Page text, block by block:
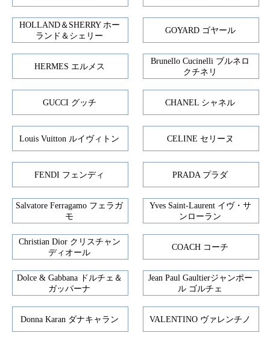
HOLLAND＆SHERRY ホー
ランド＆シェリー
GOYARD ゴヤール
HERMES エルメス
Brunello Cucinelli ブルネロ
クチネリ
GUCCI グッチ CHANEL シャネル
Louis Vuitton ルイヴィトン CELINE セリーヌ
FENDI フェンディ PRADA プラダ
Salvatore Ferragamo フェラガ
モ
Yves Saint-Laurent イヴ・サ
ンローラン
Christian Dior クリスチャン
ディオール
COACH コーチ
Dolce & Gabbana ドルチェ＆
ガッパーナ
Jean Paul Gaultierジャンポー
ル ゴルチェ
Donna Karan ダナキャラン VALENTINO ヴァレンチノ